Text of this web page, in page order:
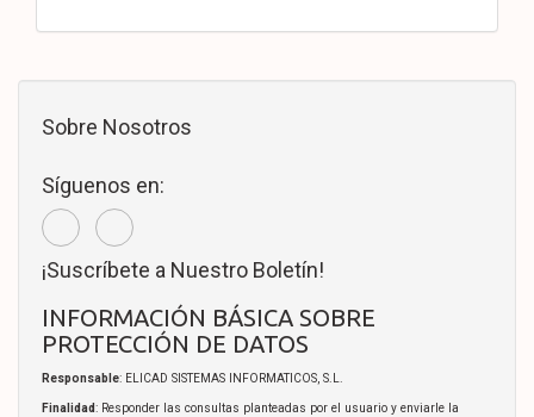
Sobre Nosotros
Síguenos en:
¡Suscríbete a Nuestro Boletín!
INFORMACIÓN BÁSICA SOBRE
PROTECCIÓN DE DATOS
Responsable: ELICAD SISTEMAS INFORMATICOS, S.L.
Finalidad: Responder las consultas planteadas por el usuario y enviarle la